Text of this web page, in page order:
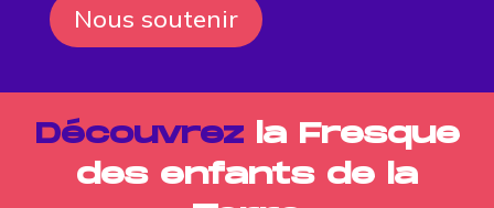
Nous soutenir
Découvrez la Fresque
des enfants de la